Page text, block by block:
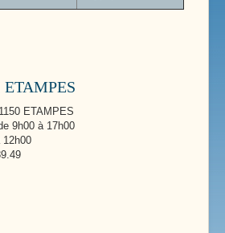
ETAMPES
9h00 à 17h00